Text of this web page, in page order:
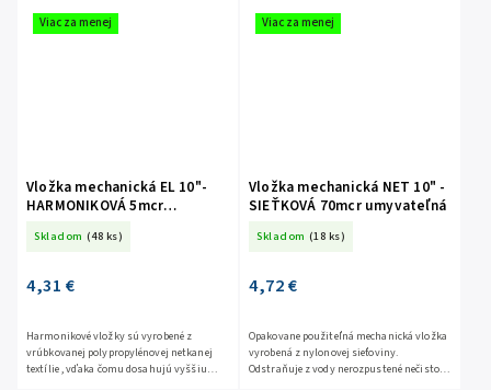
Viac za menej
Vložka mechanická EL 10"-
HARMONIKOVÁ 5mcr
Skladom (48 ks)
4,31 €
Harmonikové vložky sú vyrobené z
vrúbkovanej polypropylénovej netkanej
textílie , vďaka čomu dosahujú vyššiu
Viac za menej
Vložka mechanická NET 10" -
SIEŤKOVÁ 70mcr umyvateľná
Skladom (18 ks)
4,72 €
Opakovane použiteľná mechanická vložka
vyrobená z nylonovej sieťoviny.
Odstraňuje z vody nerozpustené nečistoty